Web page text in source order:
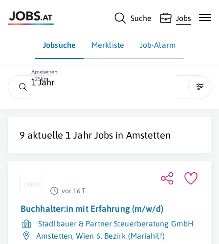
Suche Jobs
Jobsuche Merkliste Job-Alarm
Amstetten
• 25km
1 Jahr
9 aktuelle 1 JahrJobs in Amstetten
vor 16 T
Buchhalter:in mit Erfahrung (m/w/d)
Stadlbauer & Partner Steuerberatung GmbH
Amstetten,Wien 6. Bezirk (Mariahilf)